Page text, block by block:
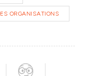
ORGANISATIONS